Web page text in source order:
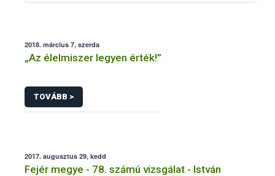
2018. március 7, szerda
„Az élelmiszer legyen érték!”
TOVÁBB >
2017. augusztus 29, kedd
Fejér megye - 78. számú vizsgálat - István